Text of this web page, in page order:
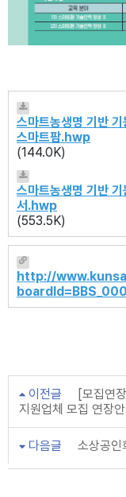
스마트농생명 기반 기
스마트팜.hwp
(144.0K)
스마트농생명 기반
서.hwp
(553.5K)
http://
이전글
[모집연
지원업체 모집 연장안
다음글
소상공인